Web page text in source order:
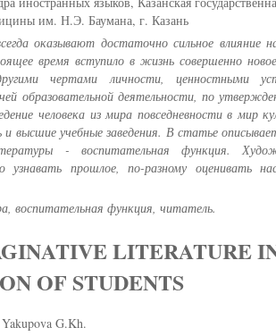
им. Н.Э. Баумана, г. Казань
оказывают достаточно сильное влияние
время вступило в жизнь совершенно новое
чертами личности, ценностными
образовательной деятельности, по
человека из мира повседневности в мир
высшие учебные заведения. В статье
- воспитательная функция.
узнавать прошлое, по-разному оценивать
воспитательная функция, читатель.
LITERATURE
OF STUDENTS
Yakupova G.Kh.